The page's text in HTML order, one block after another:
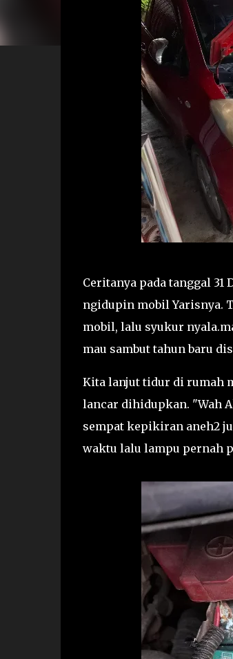
Ceritanya pada tanggal 31
ngidupin mobil Yarisnya.
mobil, lalu syukur
mau sambut tahun baru
Kita lanjut tidur di rumah
lancar dihidupkan. "Wah
sempat kepikiran aneh2
waktu lalu lampu pernah